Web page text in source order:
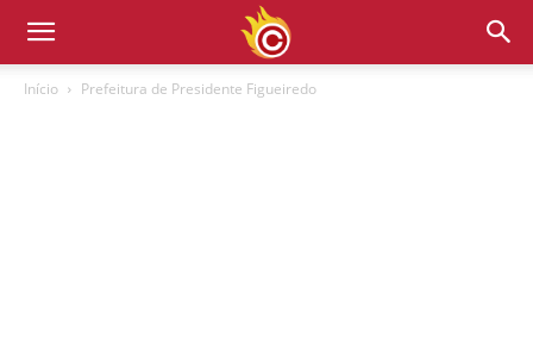
Início Prefeitura de Presidente Figueiredo